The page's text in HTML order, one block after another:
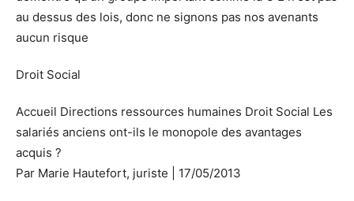
au dessus des lois, donc ne signons pas nos avenants
aucun risque
Droit Social
Accueil Directions ressources humaines Droit Social Les
salariés anciens ont-ils le monopole des avantages
acquis ?
Par Marie Hautefort, juriste | 17/05/2013